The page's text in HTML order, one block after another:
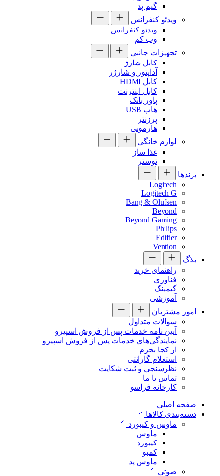
گیم پد
ویدئو کنفرانس
ویدئو کنفرانس
وب کم
تجهیزات جانبی
کابل شارژ
آداپتور و شارژر
کابل HDMI
کابل اینترنت
پاور بانک
هاب USB
پرزنتر
هارمونی
لوازم خانگی
غذا ساز
توستر
برندها
Logitech
Logitech G
Bang & Olufsen
Beyond
Beyond Gaming
Philips
Edifier
Vention
بلاگ
راهنمای خرید
فناوری
گیمینگ
آموزشی
امور مشتریان
سوالات متداول
آیین نامه خدمات پس از فروش اسپیرو
نمایندگی‌های خدمات پس از فروش اسپیرو
از کجا بخرم
استعلام گارانتی
نظرسنجی و ثبت شکایت
تماس با ما
کارخانه فراسو
صفحه اصلی
دسته‌بندی کالاها
ماوس و کیبورد
ماوس
کیبورد
کمبو
ماوس پد
صوتی